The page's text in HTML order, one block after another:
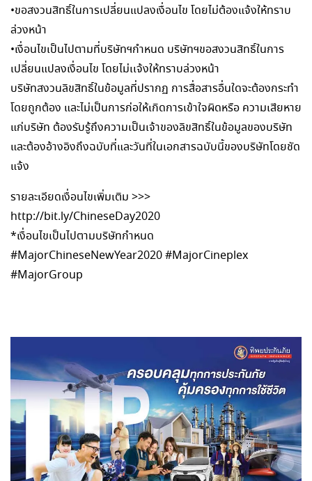
•ขอสงวนสิทธิ์ในการเปลี่ยนแปลงเงื่อนไข โดยไม่ต้องแจ้งให้ทราบ
ล่วงหน้า
•เงื่อนไขเป็นไปตามที่บริษัทฯกำหนด บริษัทฯขอสงวนสิทธิ์ในการ
เปลี่ยนแปลงเงื่อนไข โดยไม่เเจ้งให้ทราบล่วงหน้า
บริษัทสงวนลิขสิทธิ์ในข้อมูลที่ปรากฏ การสื่อสารอื่นใดจะต้องกระทำ
โดยถูกต้อง และไม่เป็นการก่อให้เกิดการเข้าใจผิดหรือ ความเสียหาย
แก่บริษัท ต้องรับรู้ถึงความเป็นเจ้าของลิขสิทธิ์ในข้อมูลของบริษัท
และต้องอ้างอิงถึงฉบับที่และวันที่ในเอกสารฉบับนี้ของบริษัทโดยชัด
แจ้ง
รายละเอียดเงื่อนไขเพิ่มเติม >>>
http://bit.ly/ChineseDay2020
*เงื่อนไขเป็นไปตามบริษัทกำหนด
#MajorChineseNewYear2020 #MajorCineplex
#MajorGroup